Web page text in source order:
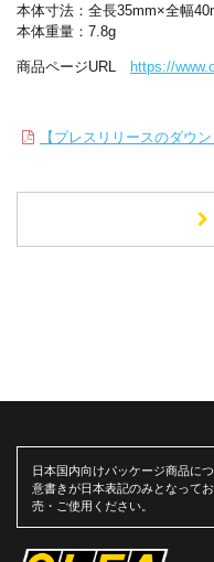
本体寸法：全長35mm×全幅
本体重量： 7.8g
商品ページURL https://
【プレスリリースのダウ
日本国内向けパッケージ商品に
意書きが日本表記のみとなって
売・ご使用ください。